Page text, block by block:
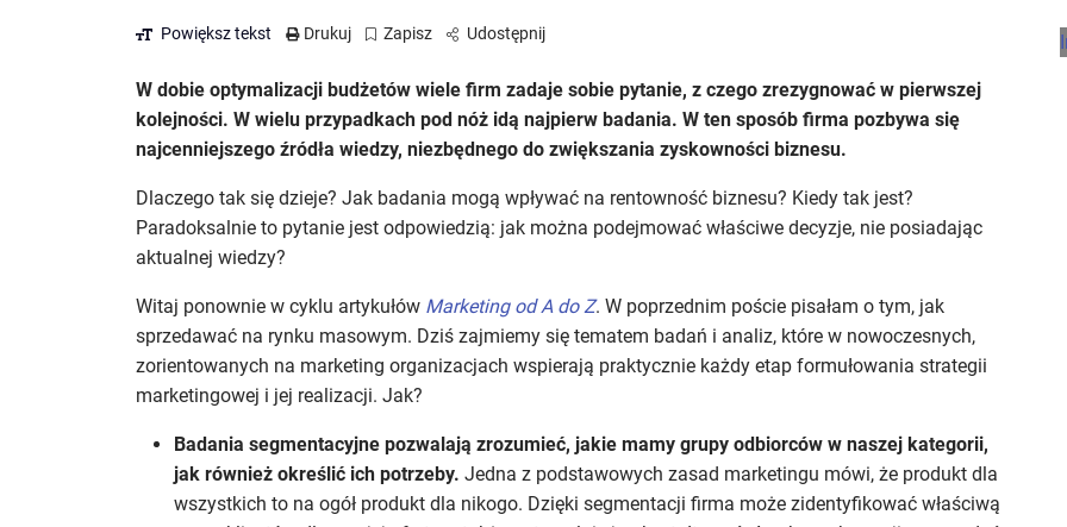
Powiększ tekst Drukuj Zapisz Udostępnij
W dobie optymalizacji budżetów wiele firm zadaje sobie pytanie, z czego zrezygnować w pierwszej
kolejności. W wielu przypadkach pod nóż idą najpierw badania. W ten sposób firma pozbywa się
najcenniejszego źródła wiedzy, niezbędnego do zwiększania zyskowności biznesu.
Dlaczego tak się dzieje? Jak badania mogą wpływać na rentowność biznesu? Kiedy tak jest?
Paradoksalnie to pytanie jest odpowiedzią: jak można podejmować właściwe decyzje, nie posiadając
aktualnej wiedzy?
Witaj ponownie w cyklu artykułów Marketing od A do Z. W poprzednim poście pisałam o tym, jak
sprzedawać na rynku masowym. Dziś zajmiemy się tematem badań i analiz, które w nowoczesnych,
zorientowanych na marketing organizacjach wspierają praktycznie każdy etap formułowania strategii
marketingowej i jej realizacji. Jak?
Badania segmentacyjne pozwalają zrozumieć, jakie mamy grupy odbiorców w naszej kategorii,
jak również określić ich potrzeby. Jedna z podstawowych zasad marketingu mówi, że produkt dla
wszystkich to na ogół produkt dla nikogo. Dzięki segmentacji firma może zidentyfikować właściwą